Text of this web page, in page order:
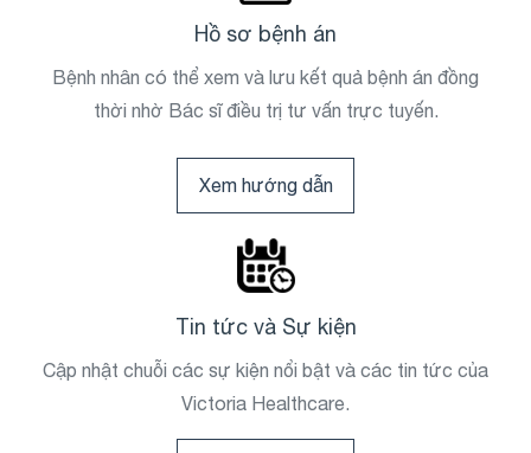
Hồ sơ bệnh án
Bệnh nhân có thể xem và lưu kết quả bệnh án đồng
thời nhờ Bác sĩ điều trị tư vấn trực tuyến.
Xem hướng dẫn
Tin tức và Sự kiện
Cập nhật chuỗi các sự kiện nổi bật và các tin tức của
Victoria Healthcare.